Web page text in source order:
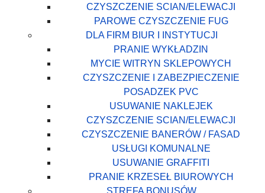
CZYSZCZENIE SCIAN/ELEWACJI
PAROWE CZYSZCZENIE FUG
DLA FIRM BIUR I INSTYTUCJI
PRANIE WYKŁADZIN
MYCIE WITRYN SKLEPOWYCH
CZYSZCZENIE I ZABEZPIECZENIE
POSADZEK PVC
USUWANIE NAKLEJEK
CZYSZCZENIE SCIAN/ELEWACJI
CZYSZCZENIE BANERÓW / FASAD
USŁUGI KOMUNALNE
USUWANIE GRAFFITI
PRANIE KRZESEŁ BIUROWYCH
STREFA BONUSÓW